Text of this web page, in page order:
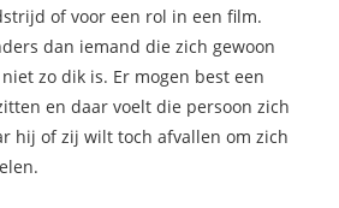
of voor een rol in een film.
dan iemand die zich gewoon
zo dik is. Er mogen best een
en daar voelt die persoon zich
hij of zij wilt toch afvallen om zich